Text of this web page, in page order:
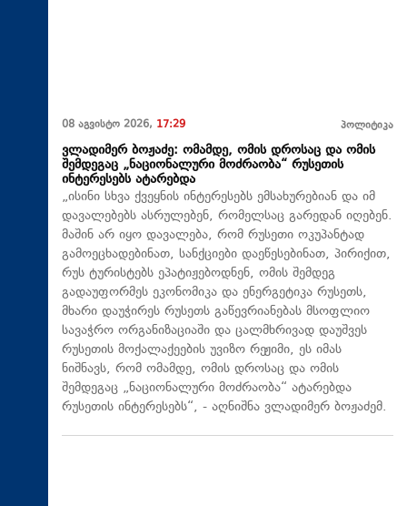
08 აგვისტო 2026, 17:29 პოლიტიკა
ვლადიმერ ბოჟაძე: ომამდე, ომის დროსაც და ომის
შემდეგაც „ნაციონალური მოძრაობა“ რუსეთის
ინტერესებს ატარებდა
„ისინი სხვა ქვეყნის ინტერესებს ემსახურებიან და იმ
დავალებებს ასრულებენ, რომელსაც გარედან იღებენ.
მაშინ არ იყო დავალება, რომ რუსეთი ოკუპანტად
გამოეცხადებინათ, სანქციები დაეწესებინათ, პირიქით,
რუს ტურისტებს ეპატიჟებოდნენ, ომის შემდეგ
გადაუფორმეს ეკონომიკა და ენერგეტიკა რუსეთს,
მხარი დაუჭირეს რუსეთს გაწევრიანებას მსოფლიო
სავაჭრო ორგანიზაციაში და ცალმხრივად დაუშვეს
რუსეთის მოქალაქეების უვიზო რეჟიმი, ეს იმას
ნიშნავს, რომ ომამდე, ომის დროსაც და ომის
შემდეგაც „ნაციონალური მოძრაობა“ ატარებდა
რუსეთის ინტერესებს“, - აღნიშნა ვლადიმერ ბოჟაძემ.